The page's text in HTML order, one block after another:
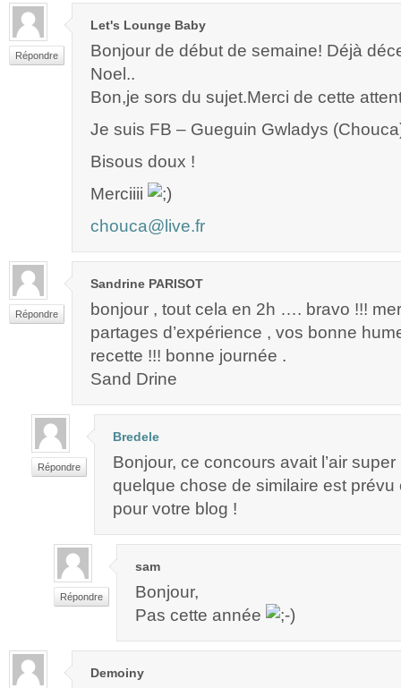
Répondre
Let's Lounge Baby
Bonjour de début de semaine! Déjà
Noel..
Bon,je sors du sujet.Merci de cette
Je suis FB – Gueguin Gwladys
Bisous doux !
Merciiii
chouca@live.fr
Répondre
Sandrine PARISOT
bonjour , tout cela en 2h …. bravo !!!
partages d’expérience , vos bonne
recette !!! bonne journée .
Sand Drine
Répondre
Bredele
Bonjour, ce concours avait l’air
quelque chose de similaire est
pour votre blog !
Répondre
sam
Bonjour,
Pas cette année
Demoiny